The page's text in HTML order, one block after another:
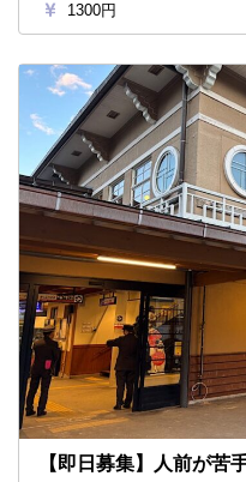
1300円
【即日募集】人前が苦